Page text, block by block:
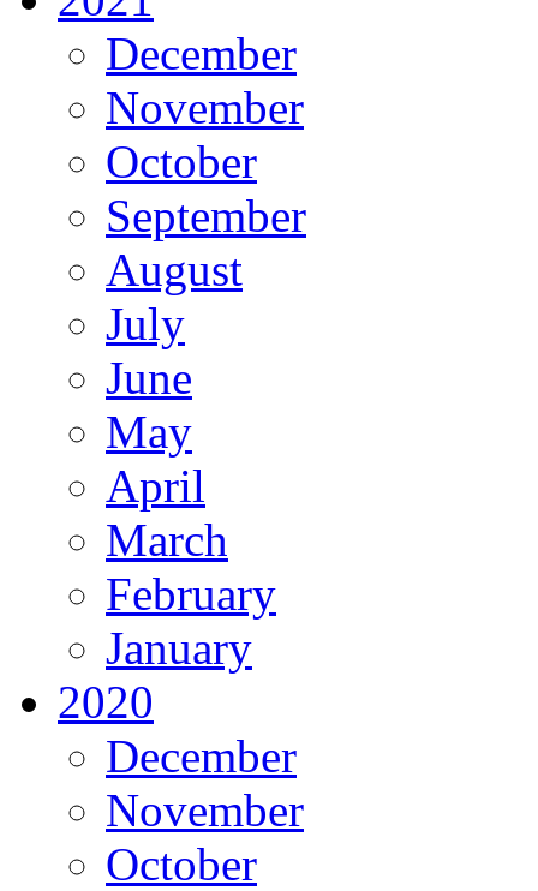
December
November
October
September
August
July
June
May
April
March
February
January
2020
December
November
October